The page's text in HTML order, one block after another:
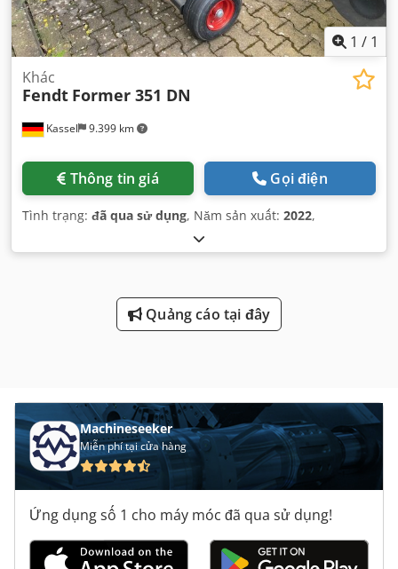
1 / 1
Kassel 9.399 km
Khác
Fendt Former 351 DN
Thông tin giá Gọi điện
Tình trạng: đã qua sử dụng, Năm sản xuất: 2022,
Quảng cáo tại đây
Machineseeker
Miễn phí tại cửa hàng
Ứng dụng số 1 cho máy móc đã qua sử dụng!